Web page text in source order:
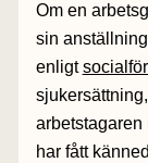
Om en
sin
enligt
arbetstagaren
har fått